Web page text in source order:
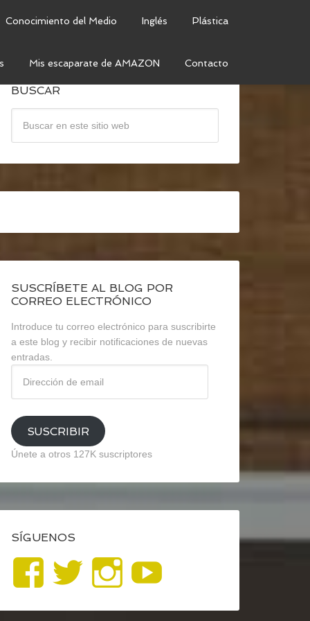
Conocimiento del Medio Inglés Plástica
Mis escaparate de AMAZON Contacto
BUSCAR
SUSCRÍBETE AL BLOG POR
CORREO ELECTRÓNICO
Introduce tu correo electrónico para suscribirte
a este blog y recibir notificaciones de nuevas
entradas.
email
SUSCRIBIR
Únete a otros 127K suscriptores
SÍGUENOS
Ver
perfil
Ver
perfil
Ver
perfil